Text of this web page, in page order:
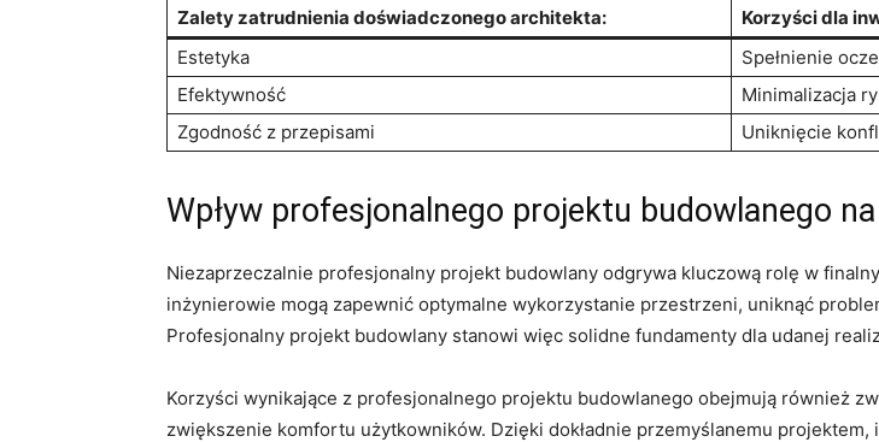
Zalety⁢ zatrudnienia doświadczonego​ architekta:
Korzyści dla
Estetyka
Spełnienie
Efektywność
Minimalizacja
Zgodność​ z⁣ przepisami
Uniknięcie
Wpływ profesjonalnego projektu budowlanego
Niezaprzeczalnie profesjonalny⁤ projekt budowlany odgrywa‍ kluczową rolę ​w
inżynierowie ⁤mogą⁣ zapewnić optymalne wykorzystanie przestrzeni, uniknąć
Profesjonalny projekt budowlany stanowi‍ więc solidne fundamenty dla udanej
Korzyści wynikające‍ z profesjonalnego projektu budowlanego obejmują również
zwiększenie komfortu użytkowników. Dzięki‌ dokładnie przemyślanemu